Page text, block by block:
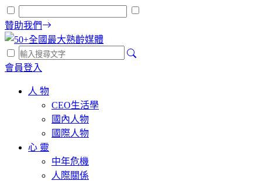
贊助我們
會員登入
人 物
CEO生活學
國內人物
國際人物
心 靈
中年危機
人際關係